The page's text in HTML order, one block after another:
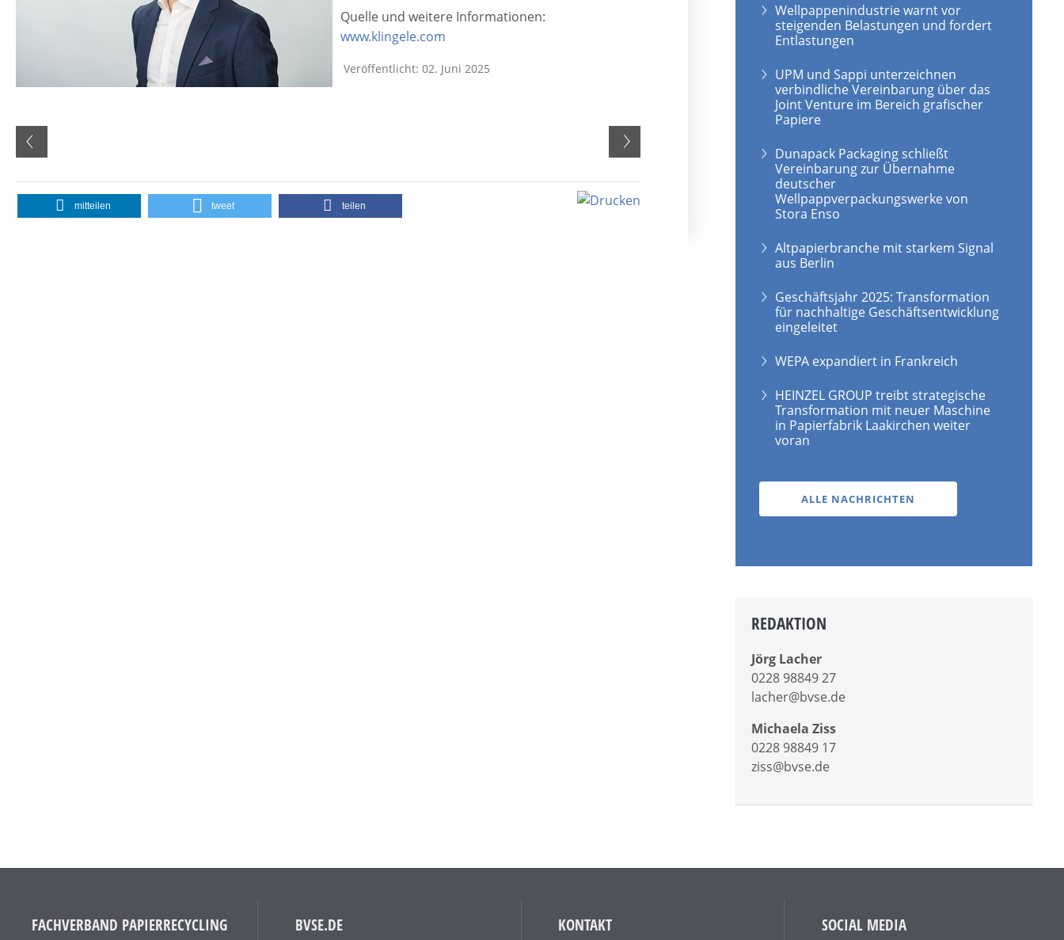
Quelle und weitere Informationen:
www.klingele.com
Veröffentlicht: 02. Juni 2025
mitteilen tweet teilen
Wellpappenindustrie warnt vor
steigenden Belastungen und fordert
Entlastungen
UPM und Sappi unterzeichnen
verbindliche Vereinbarung über das
Joint Venture im Bereich grafischer
Papiere
Dunapack Packaging schließt
Vereinbarung zur Übernahme
deutscher
Wellpappverpackungswerke von
Stora Enso
Altpapierbranche mit starkem Signal
aus Berlin
Geschäftsjahr 2025: Transformation
für nachhaltige Geschäftsentwicklung
eingeleitet
WEPA expandiert in Frankreich
HEINZEL GROUP treibt strategische
Transformation mit neuer Maschine
in Papierfabrik Laakirchen weiter
voran
ALLE NACHRICHTEN
REDAKTION
Jörg Lacher
0228 98849 27
lacher@bvse.de
Michaela Ziss
0228 98849 17
ziss@bvse.de
FACHVERBAND PAPIERRECYCLING BVSE.DE KONTAKT SOCIAL MEDIA